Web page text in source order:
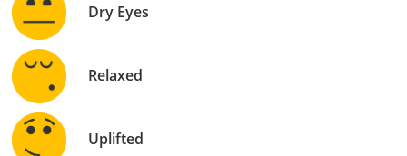
Dry Eyes
Relaxed
Uplifted